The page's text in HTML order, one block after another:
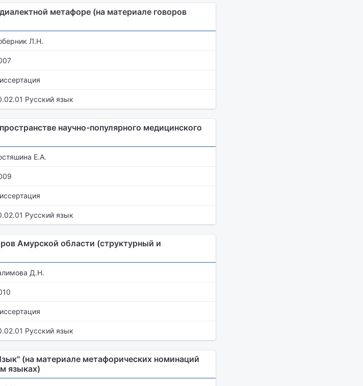
метафоре (на материале говоров
Л.Н.
Русский язык
научно-популярного медицинского
Е.А.
Русский язык
Амурской области (структурный и
Д.Н.
Русский язык
(на материале метафорических номинаций
языках)